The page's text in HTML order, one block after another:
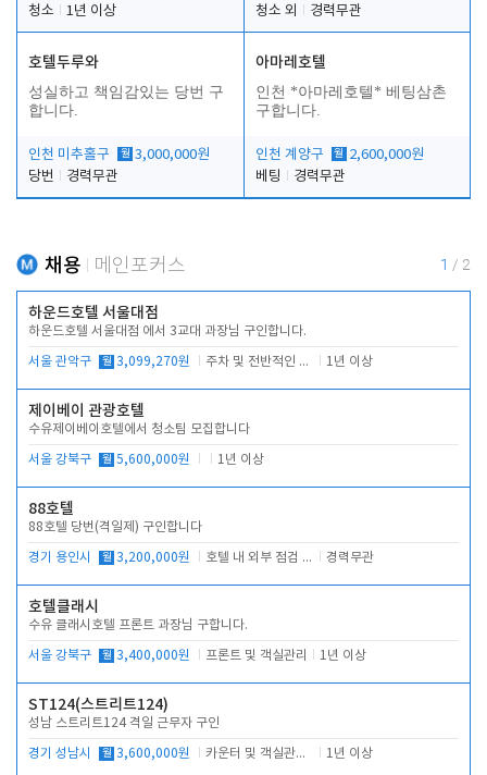
청소
1년 이상
청소 외
경력무관
호텔두루와
성실하고 책임감있는 당번 구
합니다.
인천 미추홀구 월 3,000,000원
당번
경력무관
아마레호텔
인천 *아마레호텔* 베팅삼촌
구합니다.
인천 계양구 월 2,600,000원
베팅
경력무관
채용 메인포커스 1 / 2
하운드호텔 서울대점
하운드호텔 서울대점 에서 3교대 과장님 구인합니다.
서울 관악구 월 3,099,270원 주차 및 전반적인 당번업무 1년 이상
제이베이 관광호텔
수유제이베이호텔에서 청소팀 모집합니다
서울 강북구 월 5,600,000원 1년 이상
88호텔
88호텔 당번(격일제) 구인합니다
경기 용인시 월 3,200,000원 호텔 내 외부 점검 및 프런트 운영 경력무관
호텔클래시
수유 클래시호텔 프론트 과장님 구합니다.
서울 강북구 월 3,400,000원 프론트 및 객실관리 1년 이상
ST124(스트리트124)
성남 스트리트124 격일 근무자 구인
경기 성남시 월 3,600,000원 카운터 및 객실관리 전반 1년 이상